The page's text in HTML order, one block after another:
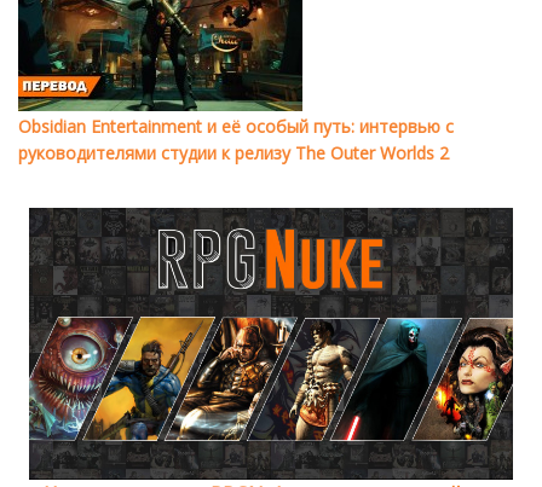
Obsidian Entertainment и её особый путь: интервью с
руководителями студии к релизу The Outer Worlds 2